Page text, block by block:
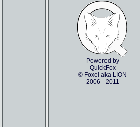
Powered by
QuickFox
© Foxel aka LION
2006 - 2011